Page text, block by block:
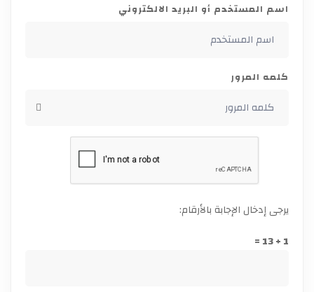
اسم المستخدم أو البريد الالكتروني
كلمه المرور
يرجى إدخال الإجابة بالأرقام:
1 + 13 =